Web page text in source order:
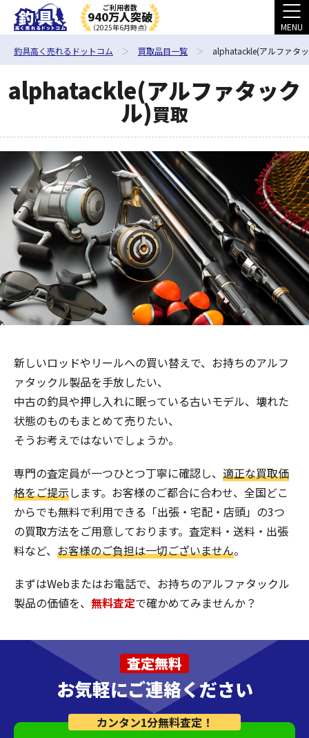
ご利用者数
940万人突破
（2025年6月時点） MENU
釣具高く売れるドットコム 買取品目一覧 alphatackle(アルファタ
alphatackle(アルファタック
ル)買取
新しいロッドやリールへの買い替えで、お持ちのアルフ
ァタックル製品を手放したい、
中古の釣具や押し入れに眠っている古いモデル、壊れた
状態のものもまとめて売りたい、
そうお考えではないでしょうか。
専門の査定員が一つひとつ丁寧に確認し、 適正な買取価
格をご提示します。お客様のご都合に合わせ、全国どこ
からでも無料で利用できる「出張・宅配・店頭」の3つ
の買取方法をご用意しております。査定料・送料・出張
料など、 お客様のご負担は一切ございません。
まずはWebまたはお電話で、お持ちのアルファタックル
製品の価値を、 無料査定で確かめてみませんか？
査定無料
お気軽にご連絡ください
カンタン1分無料査定！